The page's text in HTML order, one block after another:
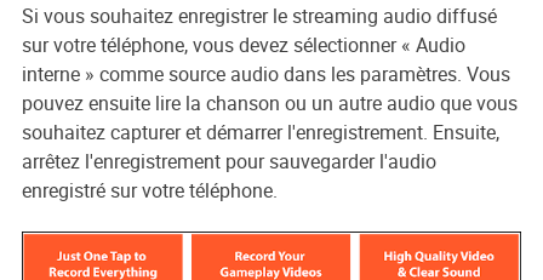
Si vous souhaitez enregistrer le streaming audio diffusé
sur votre téléphone, vous devez sélectionner « Audio
interne » comme source audio dans les paramètres. Vous
pouvez ensuite lire la chanson ou un autre audio que vous
souhaitez capturer et démarrer l'enregistrement. Ensuite,
arrêtez l'enregistrement pour sauvegarder l'audio
enregistré sur votre téléphone.